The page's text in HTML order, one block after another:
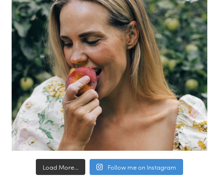
Load More... Follow me on Instagram